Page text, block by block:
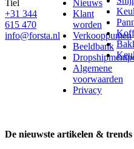
Tiel
+31 344
615 470
info@forsta.nl
Nieuws
Klant
worden
Verkooppunten
Beeldbank
Algemene
voorwaarden
Privacy
De nieuwste artikelen & trends